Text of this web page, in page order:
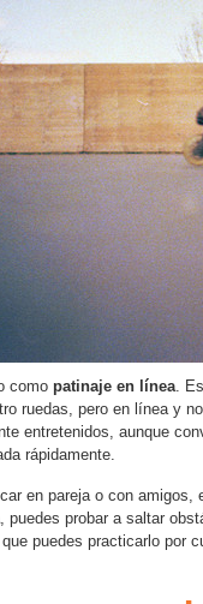
como patinaje en línea.
ruedas, pero en línea y
entretenidos, aunque
rápidamente.
en pareja o con
, puedes probar a saltar
puedes practicarlo por